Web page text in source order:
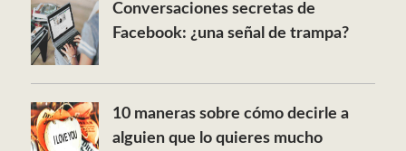
Conversaciones secretas de
Facebook: ¿una señal de trampa?
10 maneras sobre cómo decirle a
alguien que lo quieres mucho